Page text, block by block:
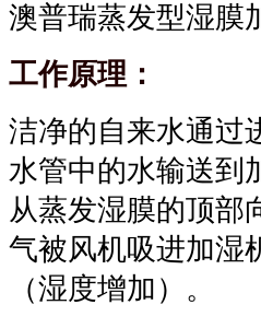
澳普瑞蒸发型湿膜
工作原理：
洁净的自来水通过
水管中的水输送到
从蒸发湿膜的顶部
气被风机吸进加湿
（湿度增加）。